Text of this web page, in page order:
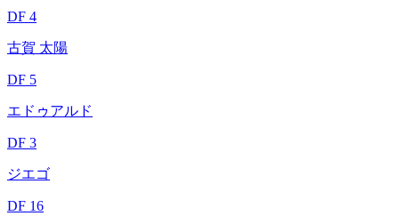
DF 4
古賀 太陽
DF 5
エドゥアルド
DF 3
ジエゴ
DF 16